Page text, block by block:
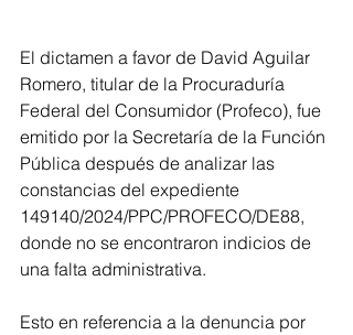
El dictamen a favor de David Aguilar
Romero, titular de la Procuraduría
Federal del Consumidor (Profeco), fue
emitido por la Secretaría de la Función
Pública después de analizar las
constancias del expediente
149140/2024/PPC/PROFECO/DE88,
donde no se encontraron indicios de
una falta administrativa.
Esto en referencia a la denuncia por